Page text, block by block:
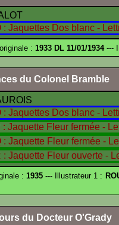
: 1933 DL 11/01/1934---
du Colonel Bramble
:1935 --- Illustrateur 1 :
du Docteur O'Grady